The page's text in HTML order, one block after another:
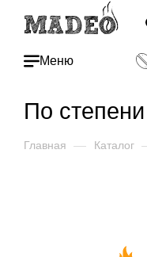
Меню
По
Главная — Каталог